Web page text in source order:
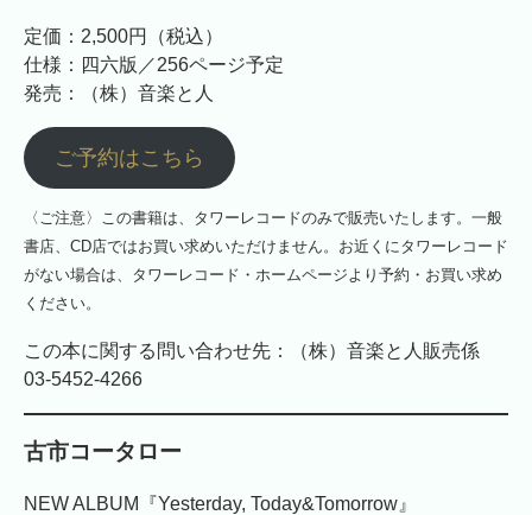
定価：2,500円（税込）
仕様：四六版／256ページ予定
発売：（株）音楽と人
ご予約はこちら
〈ご注意〉この書籍は、タワーレコードのみで販売いたします。一般
書店、CD店ではお買い求めいただけません。お近くにタワーレコード
がない場合は、タワーレコード・ホームページより予約・お買い求め
ください。
この本に関する問い合わせ先：（株）音楽と人販売係
03-5452-4266
古市コータロー
NEW ALBUM『Yesterday, Today&Tomorrow』